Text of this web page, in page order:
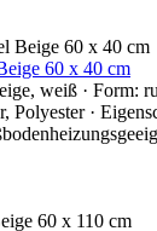
60 x 40 cm
weiß · Form:
Polyester ·